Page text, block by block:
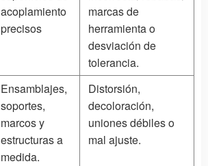
acoplamiento
precisos
marcas de
herramienta o
desviación de
tolerancia.
Ensamblajes,
soportes,
marcos y
estructuras a
medida.
Distorsión,
decoloración,
uniones débiles o
mal ajuste.